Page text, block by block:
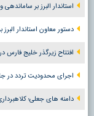
استاندار البرز بر
دستور معاون استاندار البرز برای واگذاری ۴۳۰۰
افتتاح زیرگذر خلیج فارس
اجرای محدودیت تردد در جاده
دامنه های جعلی؛